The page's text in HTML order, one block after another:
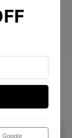
力を引き出し
Google